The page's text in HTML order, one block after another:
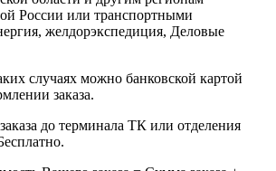
России или транспортными
желдорэкспедиция, Деловые
случаях можно банковской картой
заказа.
до терминала ТК или отделения